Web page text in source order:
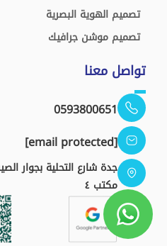
تصميم الهوية البصرية
تصميم موشن جرافيك
تواصل معنا
0593800651
[email protected]
مكتب ٤